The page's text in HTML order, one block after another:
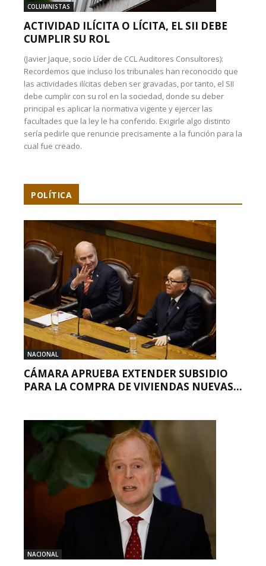
COLUMNISTAS
ACTIVIDAD ILÍCITA O LÍCITA, EL SII DEBE
CUMPLIR SU ROL
(Javier Jaque, socio Líder de CCL Auditores Consultores):
Recordemos que incluso los tribunales han reconocido que
las actividades ilícitas deben ser gravadas, por tanto, el SII
debe cumplir con su rol en la sociedad, donde su deber
principal es aplicar la normativa vigente y ejercer las
facultades que la ley le ha conferido. Exigirle algo distinto
sería pedirle que renuncie precisamente a la función para la
cual fue creado.
POLÍTICA
NACIONAL
CÁMARA APRUEBA EXTENDER SUBSIDIO
PARA LA COMPRA DE VIVIENDAS NUEVAS...
NACIONAL